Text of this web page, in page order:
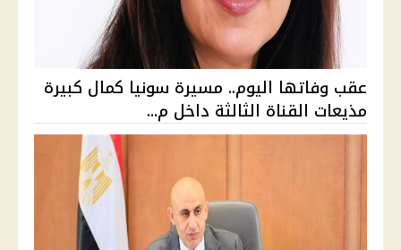
عقب وفاتها اليوم.. مسيرة سونيا كمال كبيرة
مذيعات القناة الثالثة داخل م...